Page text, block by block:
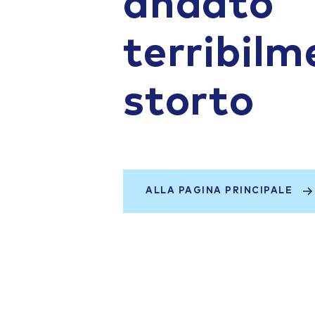
storto
ALLA PAGINA PRINCIPALE